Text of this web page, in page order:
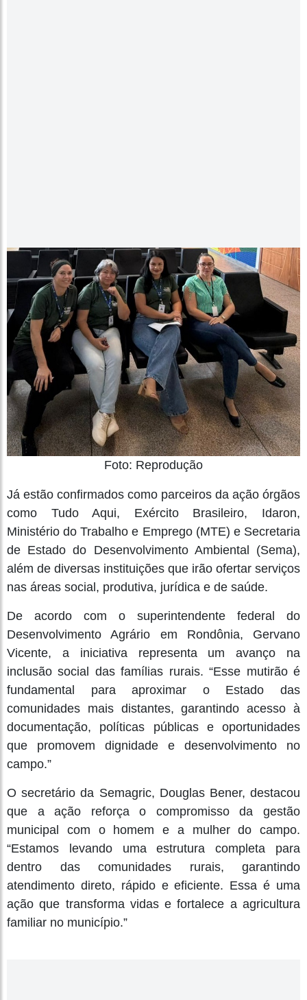
Foto: Reprodução
Já estão confirmados como parceiros da ação órgãos
como Tudo Aqui, Exército Brasileiro, Idaron,
Ministério do Trabalho e Emprego (MTE) e Secretaria
de Estado do Desenvolvimento Ambiental (Sema),
além de diversas instituições que irão ofertar serviços
nas áreas social, produtiva, jurídica e de saúde.
De acordo com o superintendente federal do
Desenvolvimento Agrário em Rondônia, Gervano
Vicente, a iniciativa representa um avanço na
inclusão social das famílias rurais. “Esse mutirão é
fundamental para aproximar o Estado das
comunidades mais distantes, garantindo acesso à
documentação, políticas públicas e oportunidades
que promovem dignidade e desenvolvimento no
campo.”
O secretário da Semagric, Douglas Bener, destacou
que a ação reforça o compromisso da gestão
municipal com o homem e a mulher do campo.
“Estamos levando uma estrutura completa para
dentro das comunidades rurais, garantindo
atendimento direto, rápido e eficiente. Essa é uma
ação que transforma vidas e fortalece a agricultura
familiar no município.”